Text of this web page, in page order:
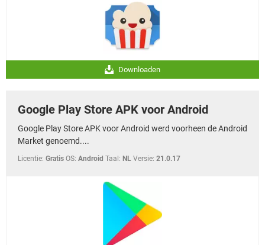
Downloaden
Google Play Store APK voor Android
Google Play Store APK voor Android werd voorheen de Android
Market genoemd....
Licentie: Gratis OS: Android Taal: NL Versie: 21.0.17